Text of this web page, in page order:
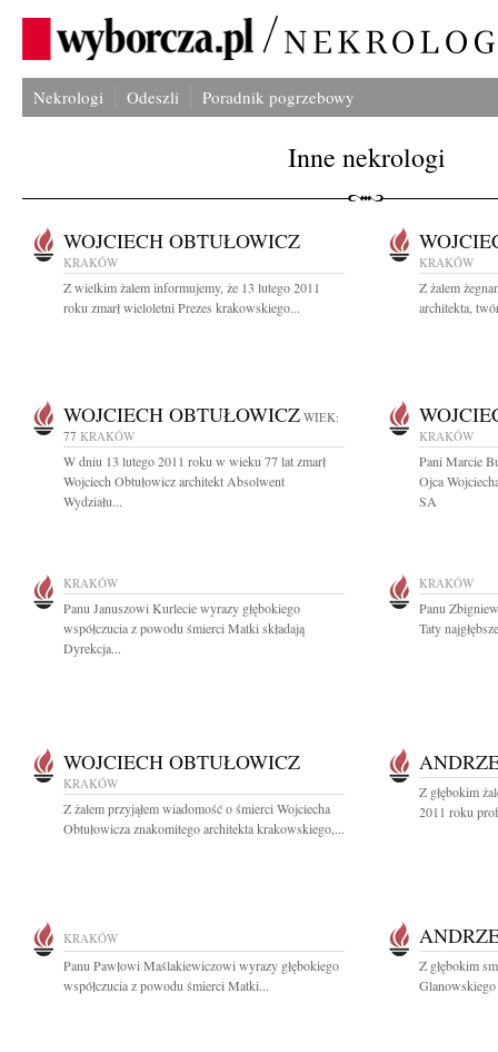
Nekrologi Odeszli Poradnik pogrzebowy
Inne nekrologi
WOJCIECH OBTUŁOWICZ
KRAKÓW
Z wielkim żalem informujemy, że 13 lutego 2011
roku zmarł wieloletni Prezes krakowskiego...
KRAKÓW
Z żalem
architekta,
WOJCIECH OBTUŁOWICZ WIEK:
77 KRAKÓW
W dniu 13 lutego 2011 roku w wieku 77 lat zmarł
Wojciech Obtułowicz architekt Absolwent
Wydziału...
KRAKÓW
Pani Marcie
Ojca
SA
KRAKÓW
Panu Januszowi Kurlecie wyrazy głębokiego
współczucia z powodu śmierci Matki składają
Dyrekcja...
KRAKÓW
Panu
Taty
WOJCIECH OBTUŁOWICZ
KRAKÓW
Z żalem przyjąłem wiadomość o śmierci Wojciecha
Obtułowicza znakomitego architekta krakowskiego,...
Z głębokim
2011 roku
KRAKÓW
Panu Pawłowi Maślakiewiczowi wyrazy głębokiego
współczucia z powodu śmierci Matki...
Z głębokim